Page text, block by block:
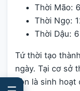
Thời Mão:
Thời Ngọ:
Thời Dậu:
Tứ thời tạo
ngày. Tại cơ sở
còn là sinh